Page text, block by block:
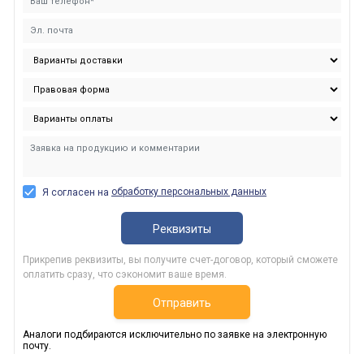
Я согласен на обработку персональных данных
Реквизиты
Прикрепив реквизиты, вы получите счет-договор, который сможете
оплатить сразу, что сэкономит ваше время.
Отправить
Аналоги подбираются исключительно по заявке на электронную
почту.